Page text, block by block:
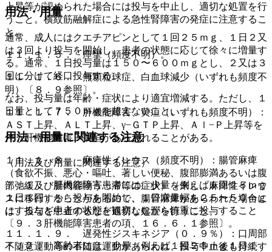
上昇等が認められた場合には投与を中止し、適切な処置を行
うこと。横紋筋融解症による急性腎障害の発症に注意するこ
と。
１１．１．５． 痙攣（頻度不明）。
１１．１．６． 無顆粒球症、白血球減少（いずれも頻度不
明）〔８．９参照〕。
１１．１．７． 肝機能障害、黄疸（いずれも頻度不明）：
ＡＳＴ上昇、ＡＬＴ上昇、γ−ＧＴＰ上昇、Ａｌ−Ｐ上昇等を
伴う肝機能障害、黄疸があらわれることがある。
１１．１．８． 麻痺性イレウス（頻度不明）：腸管麻痺
（食欲不振、悪心・嘔吐、著しい便秘、腹部膨満あるいは腹
部弛緩及び腸内容物うっ滞等の症状）を来し、麻痺性イレウ
スに移行することがあるので、腸管麻痺があらわれた場合に
は、投与を中止するなど適切な処置を行うこと。
１１．１．９． 遅発性ジスキネジア（０．９％）：口周部
不随意運動等の不随意運動があらわれ、投与中止後も持続す
用法・用量
通常、成人にはクエチアピンとして１回２５ｍｇ、１日２又
は３回より投与を開始し、患者の状態に応じて徐々に増量す
る。通常、１日投与量は１５０〜６００ｍｇとし、２又は３
回に分けて経口投与する。
なお、投与量は年齢・症状により適宜増減する。ただし、１
日量として７５０ｍｇを超えないこと。
用法・用量に関連する注意
（用法及び用量に関連する注意）
７．１． 肝機能障害患者には、少量（例えば１回２５ｍｇ
１日１回）から投与を開始し、１日増量幅を２５〜５０ｍｇ
にするなど患者の状態を観察しながら慎重に投与すること
〔９．３肝機能障害患者の項、１６．６．１参照〕。
７．２． 高齢者には、少量（例えば１回２５ｍｇ１日１